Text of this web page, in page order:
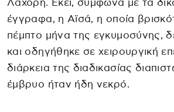
Λαχόρη. Εκεί, σύμφωνα με τα
έγγραφα, η Αϊσά, η οποία
πέμπτο μήνα της εγκυμοσύνης,
και οδηγήθηκε σε χειρουργική
διάρκεια της διαδικασίας
έμβρυο ήταν ήδη νεκρό.